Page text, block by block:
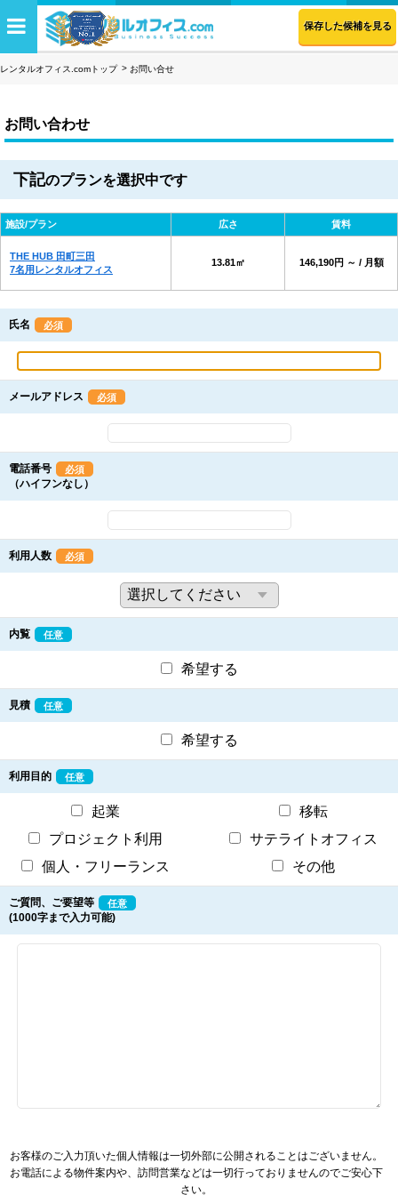
保存した候補を見る
レンタルオフィス.comトップ お問い合せ
お問い合わせ
下記のプランを選択中です
施設/プラン 広さ 賃料
THE HUB 田町三田
7名用レンタルオフィス
13.81㎡ 146,190円 ～ / 月額
氏名 必須
メールアドレス 必須
電話番号 必須
（ハイフンなし）
利用人数 必須
内覧 任意
希望する
見積 任意
希望する
利用目的 任意
起業
移転
プロジェクト利用
サテライトオフィス
個人・フリーランス
その他
ご質問、ご要望等 任意
(1000字まで入力可能)
お客様のご入力頂いた個人情報は一切外部に公開されることはございません。
お電話による物件案内や、訪問営業などは一切行っておりませんのでご安心下
さい。